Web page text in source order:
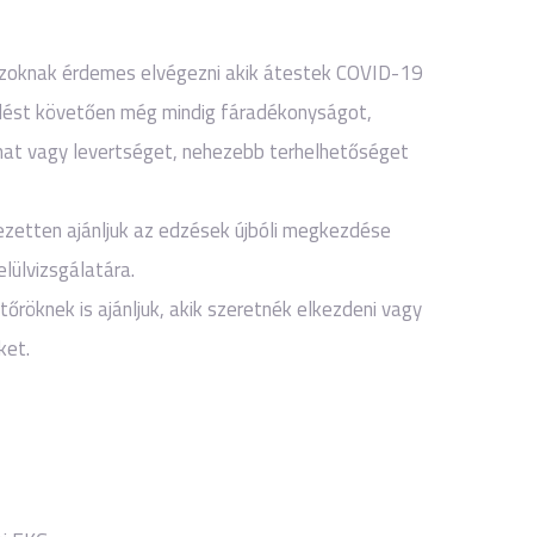
érdemes elvégezni akik átestek COVID-19
követően még mindig fáradékonyságot,
vagy levertséget, nehezebb terhelhetőséget
ajánljuk az edzések újbóli megkezdése
is ajánljuk, akik szeretnék elkezdeni vagy